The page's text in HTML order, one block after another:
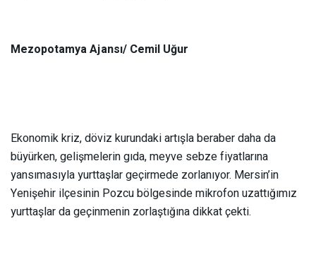
Mezopotamya Ajansı/ Cemil Uğur
Ekonomik kriz, döviz kurundaki artışla beraber daha da
büyürken, gelişmelerin gıda, meyve sebze fiyatlarına
yansımasıyla yurttaşlar geçirmede zorlanıyor. Mersin’in
Yenişehir ilçesinin Pozcu bölgesinde mikrofon uzattığımız
yurttaşlar da geçinmenin zorlaştığına dikkat çekti.